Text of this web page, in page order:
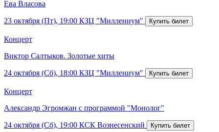
Ева Власова
23 октября (Пт), 19:00 КЗЦ "Миллениум"
Концерт
Виктор Салтыков. Золотые хиты
24 октября (Сб), 18:00 КЗЦ "Миллениум"
Концерт
Александр Эгромжан с программой "Монолог"
24 октября (Сб), 19:00 КСК Вознесенский